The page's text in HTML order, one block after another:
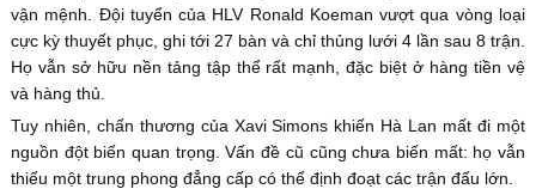
vận mệnh. Đội tuyển của HLV Ronald Koeman vượt qua vòng loại
cực kỳ thuyết phục, ghi tới 27 bàn và chỉ thủng lưới 4 lần sau 8 trận.
Họ vẫn sở hữu nền tảng tập thể rất mạnh, đặc biệt ở hàng tiền vệ
và hàng thủ.
Tuy nhiên, chấn thương của Xavi Simons khiến Hà Lan mất đi một
nguồn đột biến quan trọng. Vấn đề cũ cũng chưa biến mất: họ vẫn
thiếu một trung phong đẳng cấp có thể định đoạt các trận đấu lớn.